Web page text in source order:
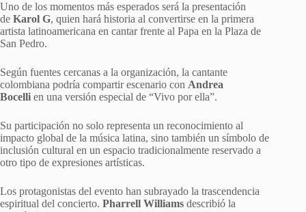
Uno de los momentos más esperados será la presentación
de Karol G, quien hará historia al convertirse en la primera
artista latinoamericana en cantar frente al Papa en la Plaza de
San Pedro.
Según fuentes cercanas a la organización, la cantante
colombiana podría compartir escenario con Andrea
Bocelli en una versión especial de “Vivo por ella”.
Su participación no solo representa un reconocimiento al
impacto global de la música latina, sino también un símbolo de
inclusión cultural en un espacio tradicionalmente reservado a
otro tipo de expresiones artísticas.
Los protagonistas del evento han subrayado la trascendencia
espiritual del concierto. Pharrell Williams describió la